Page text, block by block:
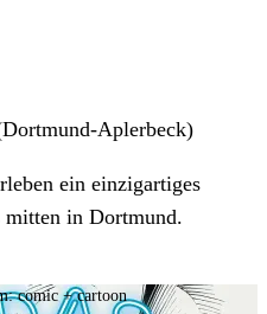
Aplerbeck)
ein einzigartiges
mitten in Dortmund.
comic + cartoon